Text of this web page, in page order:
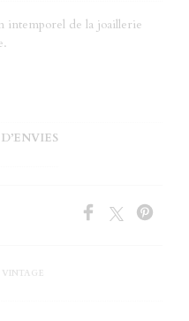
intemporel de la joaillerie